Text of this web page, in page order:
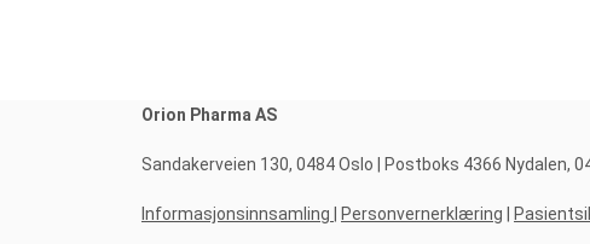
Orion Pharma AS
Sandakerveien 130, 0484 Oslo | Postboks 4366 Nydalen,
Informasjonsinnsamling Personvernerklæring